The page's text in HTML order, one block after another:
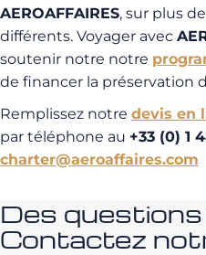
AEROAFFAIRES, sur plus
différents. Voyager avec
soutenir notre notre
de financer la préservation
Remplissez notre devis en
par téléphone au +33 (0) 1
charter@aeroaffaires.com
Des
Contactez